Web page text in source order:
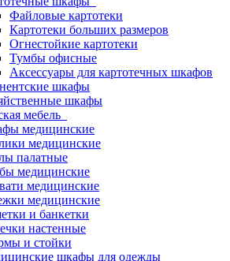
Файловые картотеки
Картотеки больших размеров
Огнестойкие картотеки
Тумбы офисные
Аксессуары для картотечных шкафов
шкафы
шкафы
мебель
медицинские
медицинские
палатные
медицинские
медицинские
медицинские
и банкетки
настенные
и стойки
шкафы для одежды